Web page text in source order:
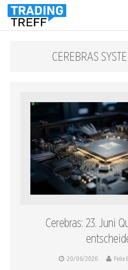
CEREBRAS
Cerebras: 23. Juni
20/06/2026 Felix